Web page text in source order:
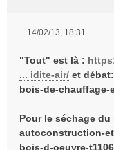
s
s
a
e
14/02/13, 18:31
"Tout" est là :
... idite-air/ et débat:
bois-de-chauffage-
Pour le séchage
autoconstruction-
bois-d-oeuvre-